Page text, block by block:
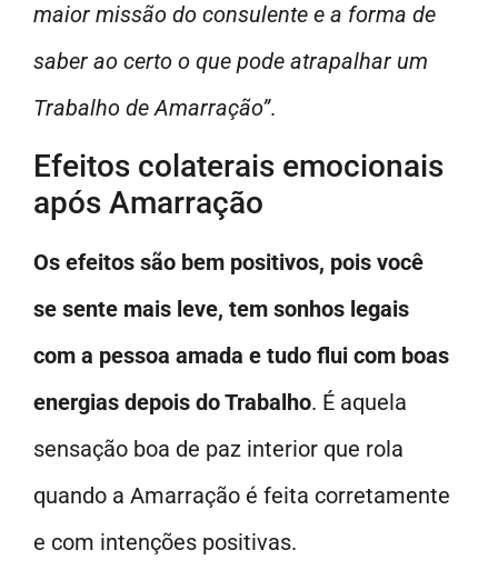
maior missão do consulente e a forma de
saber ao certo o que pode atrapalhar um
Trabalho de Amarração”.
Efeitos colaterais emocionais
após Amarração
Os efeitos são bem positivos, pois você
se sente mais leve, tem sonhos legais
com a pessoa amada e tudo flui com boas
energias depois do Trabalho. É aquela
sensação boa de paz interior que rola
quando a Amarração é feita corretamente
e com intenções positivas.